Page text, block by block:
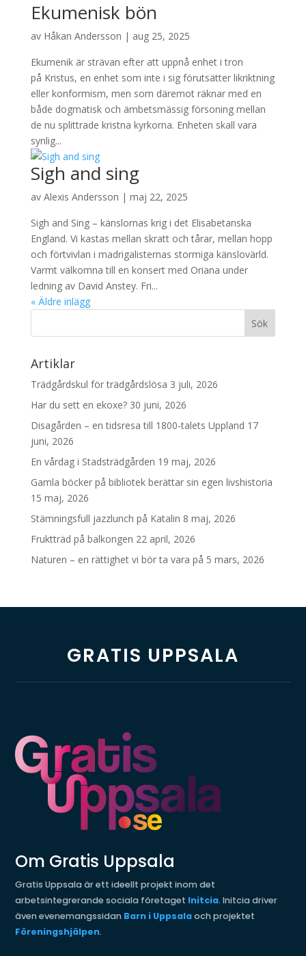
Ekumenisk bön
av Håkan Andersson | aug 25, 2025
Ekumenik är strävan efter att uppnå enhet i tron
på Kristus, en enhet som inte i sig förutsätter likriktning
eller konformism, men som däremot räknar med en
både dogmatisk och ämbetsmässig försoning mellan
de nu splittrade kristna kyrkorna. Enheten skall vara
synlig...
Sigh and sing
av Alexis Andersson | maj 22, 2025
Sigh and Sing – känslornas krig i det Elisabetanska
England. Vi kastas mellan skratt och tårar, mellan hopp
och förtvivlan i madrigalisternas stormiga känslovärld.
Varmt välkomna till en konsert med Oriana under
ledning av David Anstey. Fri...
« Äldre inlägg
Artiklar
Trädgårdskul för trädgårdslösa 3 juli, 2026
Har du sett en ekoxe? 30 juni, 2026
Disagården – en tidsresa till 1800-talets Uppland 17
juni, 2026
En vårdag i Stadsträdgården 19 maj, 2026
Gamla böcker på bibliotek berättar sin egen livshistoria
15 maj, 2026
Stämningsfull jazzlunch på Katalin 8 maj, 2026
Fruktträd på balkongen 22 april, 2026
Naturen – en rättighet vi bör ta vara på 5 mars, 2026
GRATIS UPPSALA
Om Gratis Uppsala
Gratis Uppsala är ett ideellt projekt inom det
arbetsintegrerande sociala företaget Initcia. Initcia driver
även evenemangssidan Barn i Uppsalaoch projektet
Föreningshjälpen.